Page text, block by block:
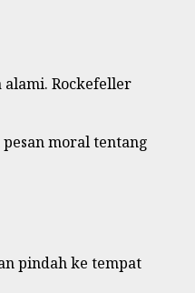
alami. Rockefeller
moral tentang
pindah ke tempat